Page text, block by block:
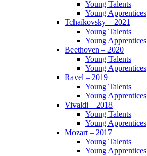
Young Talents
Young Apprentices
Tchaïkovsky – 2021
Young Talents
Young Apprentices
Beethoven – 2020
Young Talents
Young Apprentices
Ravel – 2019
Young Talents
Young Apprentices
Vivaldi – 2018
Young Talents
Young Apprentices
Mozart – 2017
Young Talents
Young Apprentices